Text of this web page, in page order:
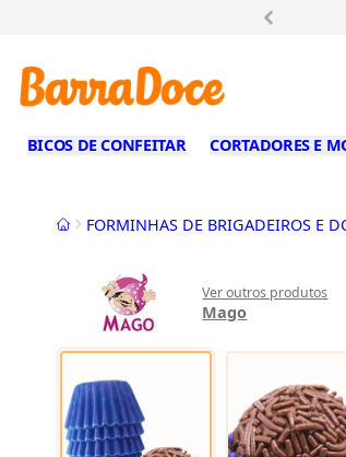
BICOS DE CONFEITAR CORTADORES E
InícioFORMINHAS DE BRIGADEIROS E
Ver outros produtos
Mago